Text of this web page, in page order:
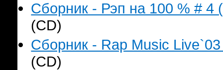
Сборник - Рэп на 100 % # 4
(CD)
Сборник - Rap Music
(CD)